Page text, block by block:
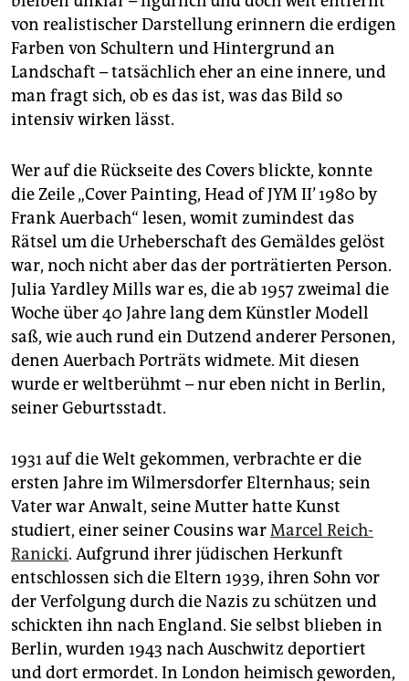
von realistischer Darstellung erinnern die erdigen
Farben von Schultern und Hintergrund an
Landschaft – tatsächlich eher an eine innere, und
man fragt sich, ob es das ist, was das Bild so
intensiv wirken lässt.
Wer auf die Rückseite des Covers blickte, konnte
die Zeile „Cover Painting, Head of JYM II’ 1980 by
Frank Auerbach“ lesen, womit zumindest das
Rätsel um die Urheberschaft des Gemäldes gelöst
war, noch nicht aber das der porträtierten Person.
Julia Yardley Mills war es, die ab 1957 zweimal die
Woche über 40 Jahre lang dem Künstler Modell
saß, wie auch rund ein Dutzend anderer Personen,
denen Auerbach Porträts widmete. Mit diesen
wurde er weltberühmt – nur eben nicht in Berlin,
seiner Geburtsstadt.
1931 auf die Welt gekommen, verbrachte er die
ersten Jahre im Wilmersdorfer Elternhaus; sein
Vater war Anwalt, seine Mutter hatte Kunst
studiert, einer seiner Cousins warMarcel Reich-
Ranicki. Aufgrund ihrer jüdischen Herkunft
entschlossen sich die Eltern 1939, ihren Sohn vor
der Verfolgung durch die Nazis zu schützen und
schickten ihn nach England. Sie selbst blieben in
Berlin, wurden 1943 nach Auschwitz deportiert
und dort ermordet. In London heimisch geworden,